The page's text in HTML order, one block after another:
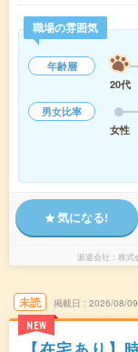
職場の雰囲気
年齢層
20代
男女比率
女性
気になる!
派遣会社 株式
未読
NEW
掲載日 2026/08/09